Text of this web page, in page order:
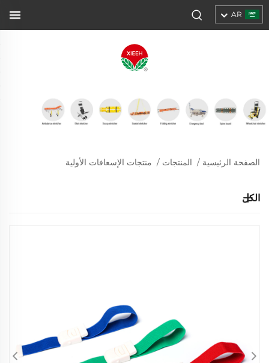
AR
الصفحة الرئيسية / المنتجات / منتجات الإسعافات الأولية
الكل